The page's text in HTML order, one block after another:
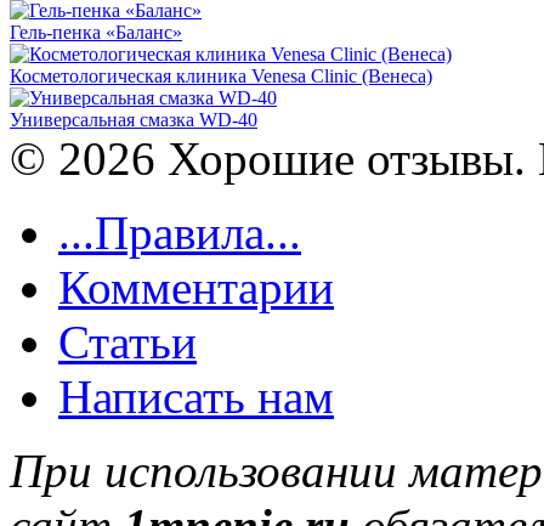
Гель-пенка «Баланс»
Косметологическая клиника Venesa Clinic (Венеса)
Универсальная смазка WD-40
© 2026 Хорошие отзывы.
...Правила...
Комментарии
Статьи
Написать нам
При использовании